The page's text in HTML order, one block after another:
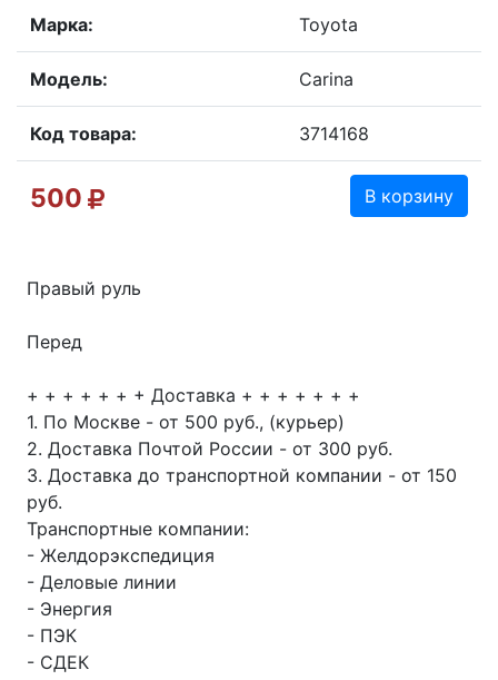
Марка: Toyota
Модель: Carina
Код товара: 3714168
500 В корзину
Правый руль
Перед
+ + + + + + + Доставка + + + + + + +
1. По Москве - от 500 руб., (курьер)
2. Доставка Почтой России - от 300 руб.
3. Доставка до транспортной компании - от 150
руб.
Транспортные компании:
- Желдорэкспедиция
- Деловые линии
- Энергия
- ПЭК
- СДЕК